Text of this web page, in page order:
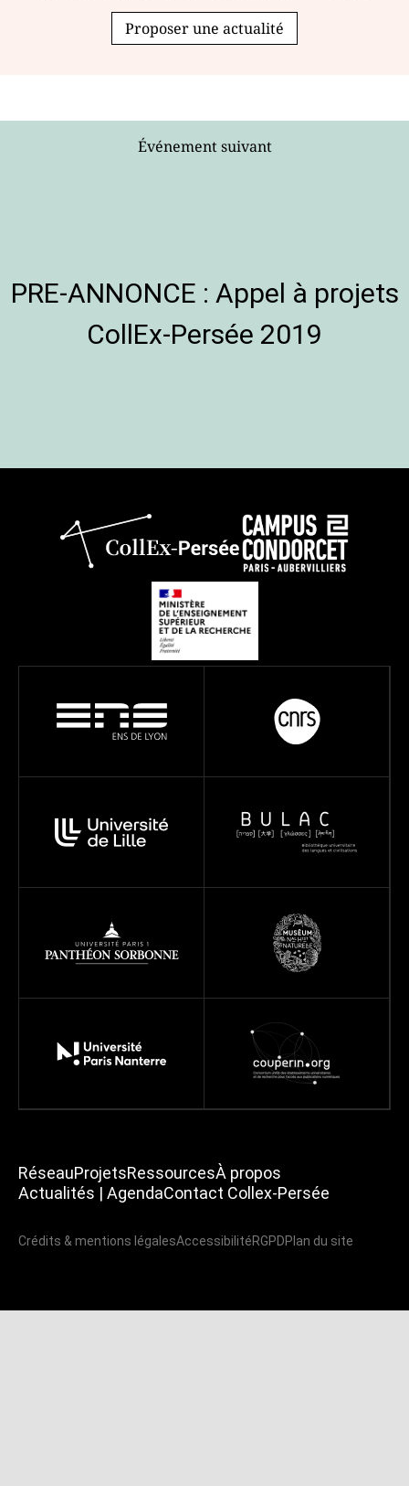
Proposer une actualité
Événement suivant
PRE-ANNONCE : Appel à projets
CollEx-Persée 2019
RéseauProjetsRessourcesÀ propos
Actualités | AgendaContact Collex-Persée
Crédits & mentions légalesAccessibilitéRGPDPlan du site